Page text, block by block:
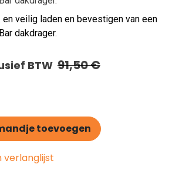
veilig laden en bevestigen van een
dakdrager.
BTW 91,50€
toevoegen
verlanglijst